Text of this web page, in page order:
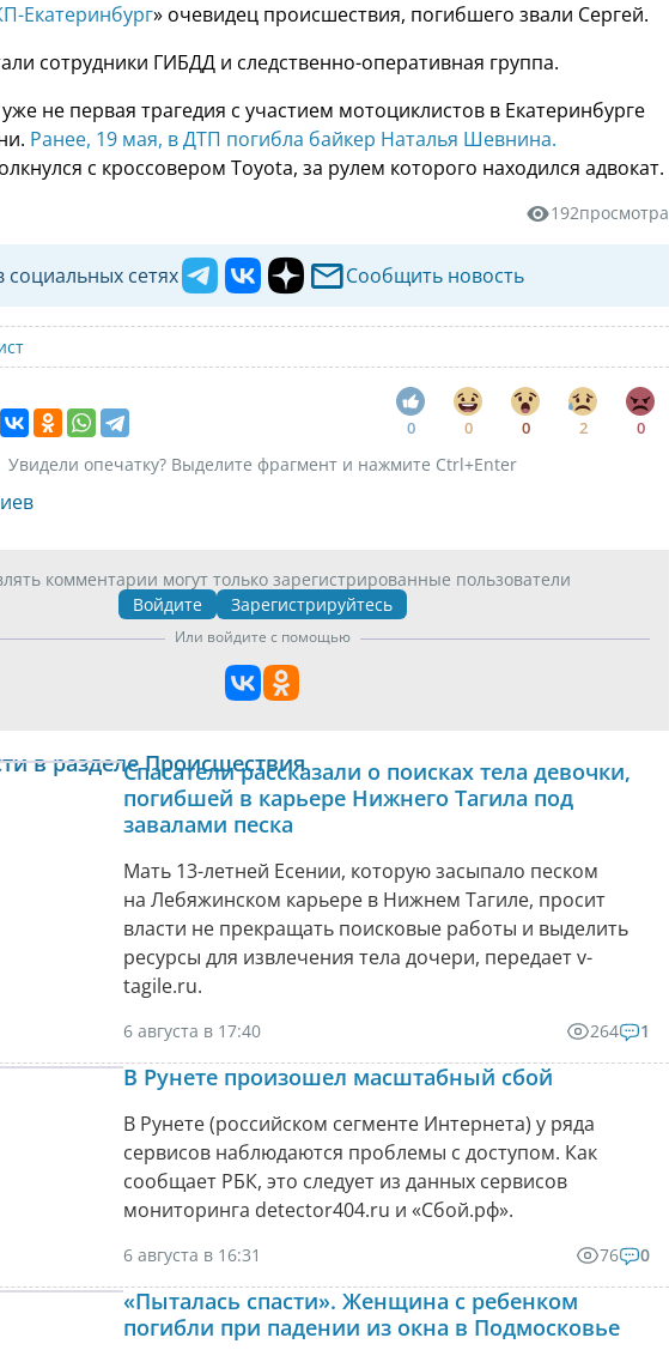
Екатеринбург» очевидец происшествия, погибшего звали Сергей.
сотрудники ГИБДД и следственно-оперативная группа.
не первая трагедия с участием мотоциклистов в Екатеринбурге
Ранее, 19 мая, в ДТП погибла байкер Наталья Шевнина.
с кроссовером Toyota, за рулем которого находился адвокат.
192просмотра
социальных сетях Сообщить новость
0 0 0 2 0
Увидели опечатку? Выделите фрагмент и нажмите Ctrl+Enter
комментарии могут только зарегистрированные пользователи
Войдите
Зарегистрируйтесь
Или войдите с помощью
в разделе Происшествия
Спасатели рассказали о поисках тела девочки,
погибшей в карьере Нижнего Тагила под
завалами песка
Мать 13-летней Есении, которую засыпало песком
на Лебяжинском карьере в Нижнем Тагиле, просит
власти не прекращать поисковые работы и выделить
ресурсы для извлечения тела дочери, передает v-
tagile.ru.
6 августа в 17:40 264 1
В Рунете произошел масштабный сбой
В Рунете (российском сегменте Интернета) у ряда
сервисов наблюдаются проблемы с доступом. Как
сообщает РБК, это следует из данных сервисов
мониторинга detector404.ru и «Сбой.рф».
6 августа в 16:31 76 0
«Пыталась спасти». Женщина с ребенком
погибли при падении из окна в Подмосковье